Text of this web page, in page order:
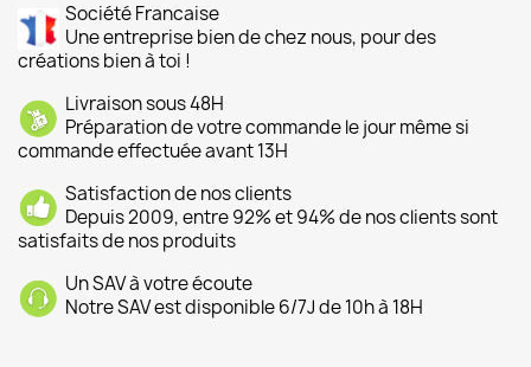
Société Francaise
Une entreprise bien de chez nous, pour des
créations bien à toi !
Livraison sous 48H
Préparation de votre commande le jour même si
commande effectuée avant 13H
Satisfaction de nos clients
Depuis 2009, entre 92% et 94% de nos clients sont
satisfaits de nos produits
Un SAV à votre écoute
Notre SAV est disponible 6/7J de 10h à 18H